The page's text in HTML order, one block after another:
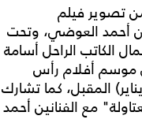
تصوير فيلم
أحمد العوضي، وتحت
الكاتب الراحل أسامة
موسم أفلام رأس
المقبل، كما تشارك
مع الفنانين أحمد